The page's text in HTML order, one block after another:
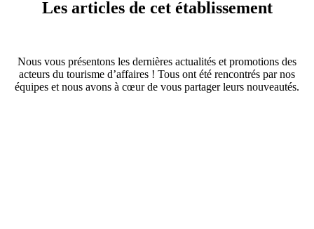
Les articles de cet établissement
Nous vous présentons les dernières actualités et promotions des
acteurs du tourisme d’affaires ! Tous ont été rencontrés par nos
équipes et nous avons à cœur de vous partager leurs nouveautés.